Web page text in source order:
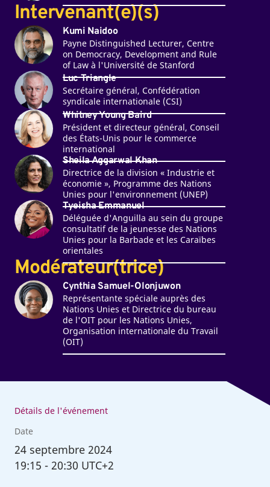
Intervenant(e)(s)
Kumi Naidoo
Payne Distinguished Lecturer, Centre
on Democracy, Development and Rule
of Law à l'Université de Stanford
Luc Triangle
Secrétaire général, Confédération
syndicale internationale (CSI)
Whitney Young Baird
Président et directeur général, Conseil
des États-Unis pour le commerce
international
Sheila Aggarwal Khan
Directrice de la division « Industrie et
économie », Programme des Nations
Unies pour l'environnement (UNEP)
Tyeisha Emmanuel
Déléguée d'Anguilla au sein du groupe
consultatif de la jeunesse des Nations
Unies pour la Barbade et les Caraïbes
orientales
Modérateur(trice)
Cynthia Samuel-Olonjuwon
Représentante spéciale auprès des
Nations Unies et Directrice du bureau
de l'OIT pour les Nations Unies,
Organisation internationale du Travail
(OIT)
Détails de l'événement
Date
24 septembre 2024
19:15 - 20:30 UTC+2